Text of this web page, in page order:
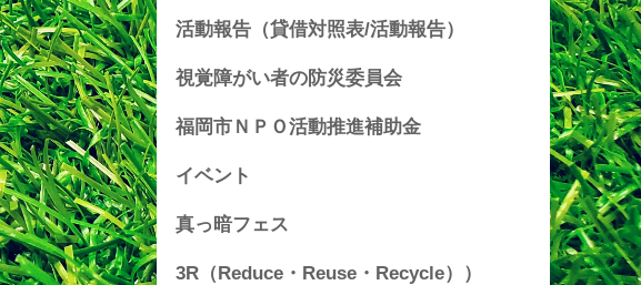
活動報告（貸借対照表/活動報告）
視覚障がい者の防災委員会
福岡市ＮＰＯ活動推進補助金
イベント
真っ暗フェス
3R（Reduce・Reuse・Recycle））